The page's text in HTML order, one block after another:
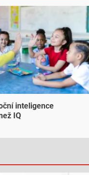
inteligence
IQ